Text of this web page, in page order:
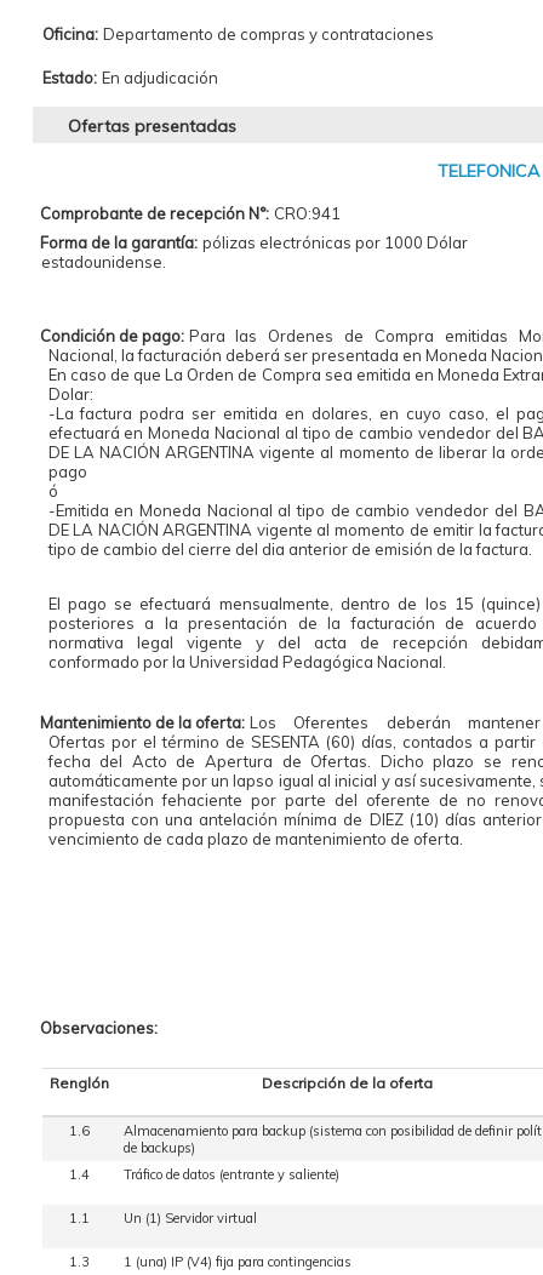
Oficina: Departamento de compras y contrataciones
Estado: En adjudicación
Ofertas presentadas
Comprobante de recepción N°: CRO:941
Forma de la garantía: pólizas electrónicas por 1000 Dólar
estadounidense.
Condición de pago: Para las Ordenes de Compra emitidas
Nacional, la facturación deberá ser presentada en Moneda
En caso de que La Orden de Compra sea emitida en Moneda
Dolar:
-La factura podra ser emitida en dolares, en cuyo caso, el
efectuará en Moneda Nacional al tipo de cambio vendedor del
DE LA NACIÓN ARGENTINA vigente al momento de liberar la
pago
ó
-Emitida en Moneda Nacional al tipo de cambio vendedor del
DE LA NACIÓN ARGENTINA vigente al momento de emitir la
tipo de cambio del cierre del dia anterior de emisión de la factura.
El pago se efectuará mensualmente, dentro de los 15
posteriores a la presentación de la facturación de
normativa legal vigente y del acta de recepción
conformado por la Universidad Pedagógica Nacional.
Mantenimiento de la oferta: Los Oferentes deberán
Ofertas por el término de SESENTA (60) días, contados a partir
fecha del Acto de Apertura de Ofertas. Dicho plazo se
automáticamente por un lapso igual al inicial y así sucesivamente,
manifestación fehaciente por parte del oferente de no
propuesta con una antelación mínima de DIEZ (10) días
vencimiento de cada plazo de mantenimiento de oferta.
Observaciones:
Renglón Descripción de la oferta
1.6
Almacenamiento para backup (sistema con posibilidad de definir
de backups)
1.4
Tráfico de datos (entrante y saliente)
1.1 Un (1) Servidor virtual
1.3 1 (una) IP (V4) fija para contingencias